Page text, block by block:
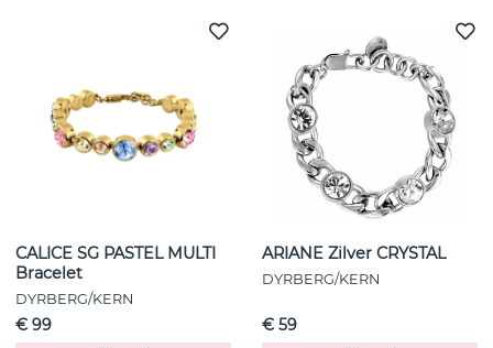
CALICE SG PASTEL MULTI
Bracelet
DYRBERG/KERN
€ 99
ARIANE Zilver CRYSTAL
DYRBERG/KERN
€ 59